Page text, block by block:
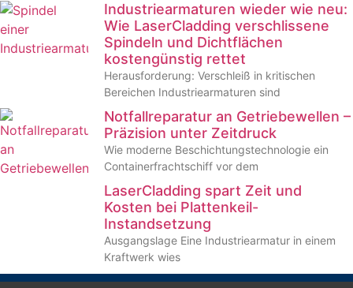
Industriearmaturen wieder wie neu:
Wie LaserCladding verschlissene
Spindeln und Dichtflächen
kostengünstig rettet
Herausforderung: Verschleiß in kritischen
Bereichen Industriearmaturen sind
Notfallreparatur an Getriebewellen –
Präzision unter Zeitdruck
Wie moderne Beschichtungstechnologie ein
Containerfrachtschiff vor dem
LaserCladding spart Zeit und
Kosten bei Plattenkeil-
Instandsetzung
Ausgangslage Eine Industriearmatur in einem
Kraftwerk wies